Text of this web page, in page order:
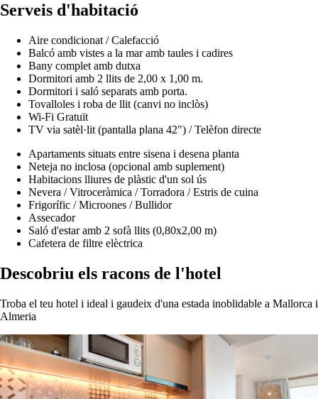
Serveis d'habitació
Aire condicionat / Calefacció
Balcó amb vistes a la mar amb taules i cadires
Bany complet amb dutxa
Dormitori amb 2 llits de 2,00 x 1,00 m.
Dormitori i saló separats amb porta.
Tovalloles i roba de llit (canvi no inclòs)
Wi-Fi Gratuït
TV via satèl·lit (pantalla plana 42") / Telèfon directe
Apartaments situats entre sisena i desena planta
Neteja no inclosa (opcional amb suplement)
Habitacions lliures de plàstic d'un sol ús
Nevera / Vitroceràmica / Torradora / Estris de cuina
Frigorífic / Microones / Bullidor
Assecador
Saló d'estar amb 2 sofà llits (0,80x2,00 m)
Cafetera de filtre elèctrica
Descobriu els racons de l'hotel
Troba el teu hotel i ideal i gaudeix d'una estada inoblidable a Mallorca i
Almeria